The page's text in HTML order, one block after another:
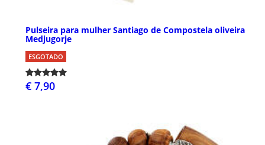
Pulseira para mulher Santiago de Compostela oliveira
Medjugorje
ESGOTADO
€ 7,90